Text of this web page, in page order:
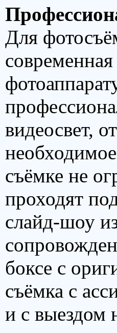
Для
видеосвет,
съёмке не
проходят
слайд-шоу
боксе с
съёмка с
и с выездом